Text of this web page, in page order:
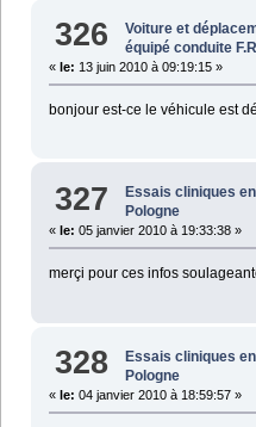
326 Voiture et
équipé conduite
« le: 13 juin 2010 à 09:19:15 »
bonjour est-ce le véhicule est
327 Essais cliniques
Pologne
« le: 05 janvier 2010 à 19:33:38 »
merçi pour ces infos
328 Essais cliniques
Pologne
« le: 04 janvier 2010 à 18:59:57 »